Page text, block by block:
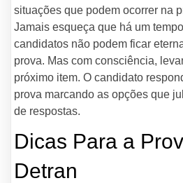
situações que podem ocorrer na
Jamais esqueça que há um
candidatos não podem ficar
prova. Mas com consciência,
próximo item. O candidato
prova marcando as opções que
de respostas.
Dicas Para a
Detran